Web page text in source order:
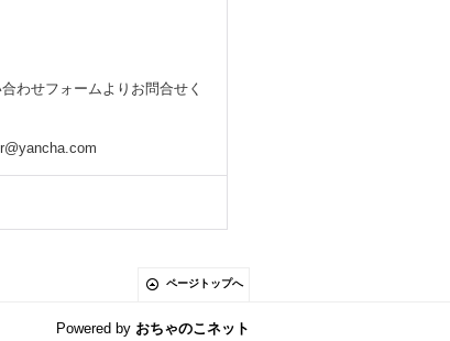
わせフォームよりお問合せく
ページトップへ
Powered by おちゃのこネット